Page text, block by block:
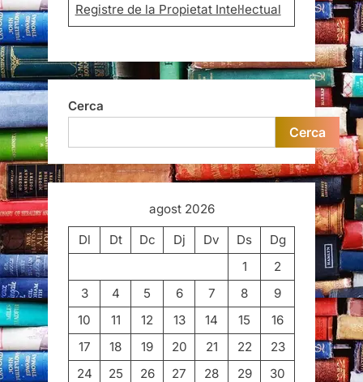
Registre de la Propietat Intel·lectual
Cerca
Cerca
agost 2026
Dl
Dt Dc Dj Dv Ds
Dg
1
2
3
4 5 6 7 8
9
10
11 12 13 14 15
16
17
18 19 20 21 22
23
24
25 26 27 28 29
30